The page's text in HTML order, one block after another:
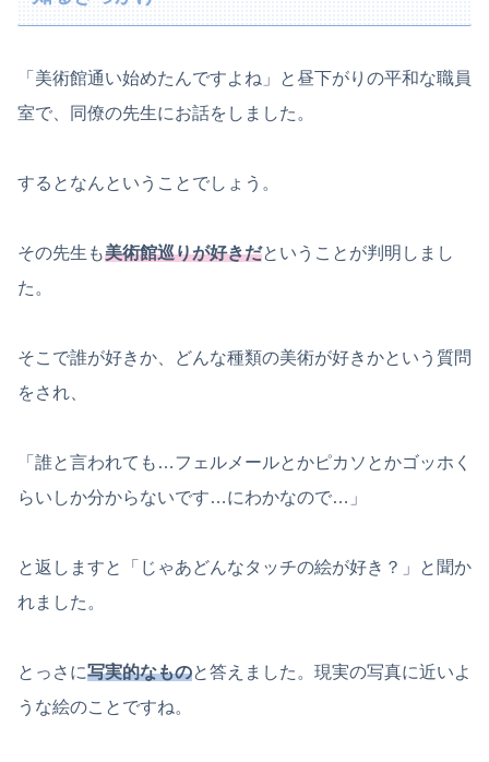
「美術館通い始めたんですよね」と昼下がりの平和な職員
室で、同僚の先生にお話をしました。
するとなんということでしょう。
その先生も美術館巡りが好きだということが判明しまし
た。
そこで誰が好きか、どんな種類の美術が好きかという質問
をされ、
「誰と言われても…フェルメールとかピカソとかゴッホく
らいしか分からないです…にわかなので…」
と返しますと「じゃあどんなタッチの絵が好き？」と聞か
れました。
とっさに写実的なものと答えました。現実の写真に近いよ
うな絵のことですね。